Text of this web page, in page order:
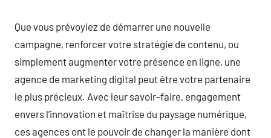
Que vous prévoyiez de démarrer une nouvelle
campagne, renforcer votre stratégie de contenu, ou
simplement augmenter votre présence en ligne, une
agence de marketing digital peut être votre partenaire
le plus précieux. Avec leur savoir-faire, engagement
envers l’innovation et maîtrise du paysage numérique,
ces agences ont le pouvoir de changer la manière dont